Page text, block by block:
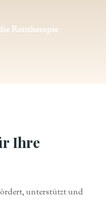
Reittherapie
Ihre
unterstützt und